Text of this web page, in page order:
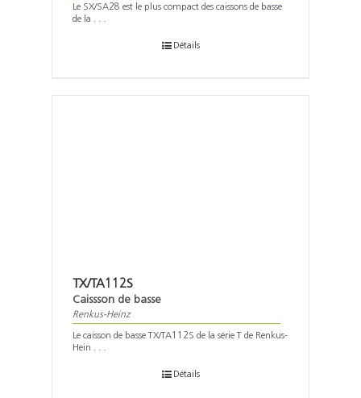
Le SX/SA28 est le plus compact des caissons de basse
de la . . .
Détails
TX/TA112S
Caissson de basse
Renkus-Heinz
Le caisson de basse TX/TA112S de la série T de Renkus-
Hein . . .
Détails